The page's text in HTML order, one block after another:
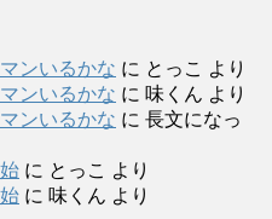
ンいるかな に とっこ より
ンいるかな に 味くん より
ンいるかな に 長文になっ
に とっこ より
に 味くん より